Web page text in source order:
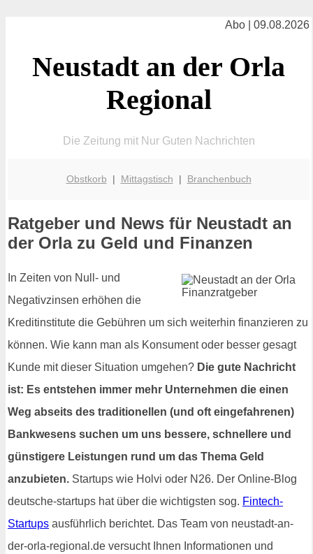
Abo | 09.08.2026
Neustadt an der Orla
Regional
Die Zeitung mit Nur Guten Nachrichten
Obstkorb | Mittagstisch | Branchenbuch
Ratgeber und News für Neustadt an
der Orla zu Geld und Finanzen
In Zeiten von Null- und
Negativzinsen erhöhen die
Kreditinstitute die Gebühren um sich weiterhin finanzieren zu
können. Wie kann man als Konsument oder besser gesagt
Kunde mit dieser Situation umgehen? Die gute Nachricht
ist: Es entstehen immer mehr Unternehmen die einen
Weg abseits des traditionellen (und oft eingefahrenen)
Bankwesens suchen um uns bessere, schnellere und
günstigere Leistungen rund um das Thema Geld
anzubieten. Startups wie Holvi oder N26. Der Online-Blog
deutsche-startups hat über die wichtigsten sog. Fintech-
Startups ausführlich berichtet. Das Team von neustadt-an-
der-orla-regional.de versucht Ihnen Informationen und